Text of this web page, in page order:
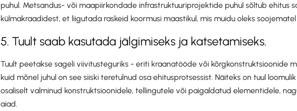
puhul. Metsandus- või maapiirkondade infrastruktuuriprojektide puhul sõltub ehitus
külmakraadidest, et liigutada raskeid koormusi maastikul, mis muidu oleks
5. Tuult saab kasutada jälgimiseks ja katsetamiseks.
Tuult peetakse sageli viivitusteguriks - eriti kraanatööde või kõrgkonstruktsioonide
kuid mõnel juhul on see siiski teretulnud osa ehitusprotsessist. Näiteks on tuul
osaliselt valminud konstruktsioonidele, tellingutele või paigaldatud elementidele,
aiad.